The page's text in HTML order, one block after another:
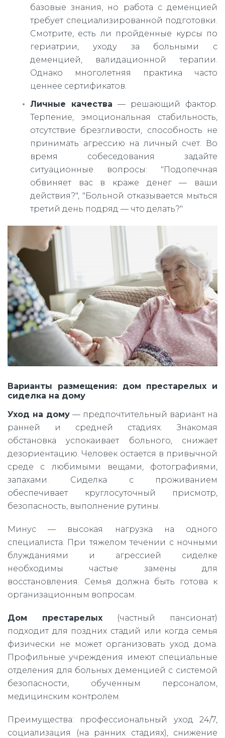
базовые знания, но работа с деменцией
требует специализированной подготовки.
Смотрите, есть ли пройденные курсы по
гериатрии, уходу за больными с
деменцией, валидационной терапии.
Однако многолетняя практика часто
ценнее сертификатов.
Личные качества — решающий фактор.
Терпение, эмоциональная стабильность,
отсутствие брезгливости, способность не
принимать агрессию на личный счет. Во
время собеседования задайте
ситуационные вопросы: "Подопечная
обвиняет вас в краже денег — ваши
действия?", "Больной отказывается мыться
третий день подряд — что делать?"
Варианты размещения: дом престарелых и
сиделка на дому
Уход на дому — предпочтительный вариант на
ранней и средней стадиях. Знакомая
обстановка успокаивает больного, снижает
дезориентацию. Человек остается в привычной
среде с любимыми вещами, фотографиями,
запахами. Сиделка с проживанием
обеспечивает круглосуточный присмотр,
безопасность, выполнение рутины.
Минус — высокая нагрузка на одного
специалиста. При тяжелом течении с ночными
блужданиями и агрессией сиделке
необходимы частые замены для
восстановления. Семья должна быть готова к
организационным вопросам.
Дом престарелых (частный пансионат)
подходит для поздних стадий или когда семья
физически не может организовать уход дома.
Профильные учреждения имеют специальные
отделения для больных деменцией с системой
безопасности, обученным персоналом,
медицинским контролем.
Преимущества: профессиональный уход 24/7,
социализация (на ранних стадиях), снижение